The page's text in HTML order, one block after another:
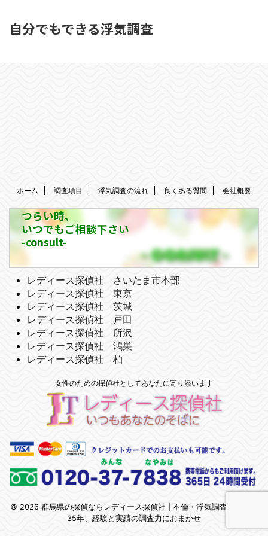
自分でもできる浮気調査
ホーム 調査項目 浮気調査の流れ 良くある質問 会社概要
つらい時、
いつでもご相談下さい
-consult-
レディース探偵社 さいたま市本部
レディース探偵社 東京
レディース探偵社 茨城
レディース探偵社 戸田
レディース探偵社 所沢
レディース探偵社 鴻巣
レディース探偵社 柏
女性のための探偵社としてあなたに寄り添います
© 2026 群馬県の探偵ならレディース探偵社 | 不倫・浮気調査 | 関東で
35年、経験と実績の調査力におまかせ